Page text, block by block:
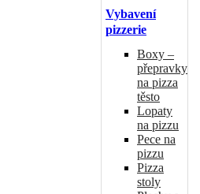
Vybavení
pizzerie
Boxy –
přepravky
na pizza
těsto
Lopaty
na pizzu
Pece na
pizzu
Pizza
stoly